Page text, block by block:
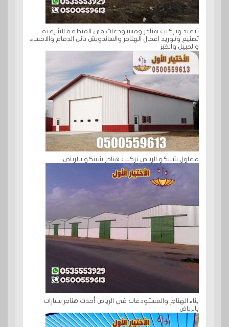
تنفيذ وتركيب هناجر ومستودعات في المنطقة الشرقية
تصنيع وتوريد اعمال الهناجر والساندويش بانل الدمام والاحساء
والجبيل والخبر
مقاول شينكو الرياض تركيب هناجر شينكو بالرياض
بناء الهناجر والمستودعات في الرياض أحدث هناجر سيارات
بالرياض